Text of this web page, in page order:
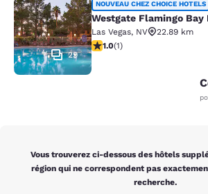
Westgate Flamingo Bay
29
NOUVEAU CHEZ CHOICE HOTELS
Westgate Flamingo Bay
Las Vegas, NV
22.89 km
1 étoile. Moyen. 1
1.0(1)
Vous trouverez ci-dessous des hôtels
région qui ne correspondent pas
recherche.